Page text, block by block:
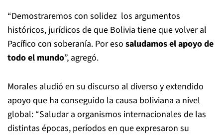
“Demostraremos con solidez los argumentos
históricos, jurídicos de que Bolivia tiene que volver al
Pacífico con soberanía. Por eso saludamos el apoyo de
todo el mundo”, agregó.
Morales aludió en su discurso al diverso y extendido
apoyo que ha conseguido la causa boliviana a nivel
global: “Saludar a organismos internacionales de las
distintas épocas, períodos en que expresaron su